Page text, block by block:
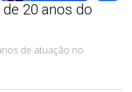
20 anos do
de atuação no